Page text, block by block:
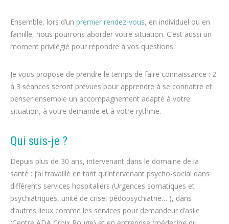
Ensemble, lors d’un premier rendez-vous, en individuel ou en
famille, nous pourrons aborder votre situation. C’est aussi un
moment privilégié pour répondre à vos questions.
Je vous propose de prendre le temps de faire connaissance : 2
à 3 séances seront prévues pour apprendre à se connaitre et
penser ensemble un accompagnement adapté à votre
situation, à votre demande et à votre rythme.
Qui suis-je ?
Depuis plus de 30 ans, intervenant dans le domaine de la
santé : j’ai travaillé en tant qu’intervenant psycho-social dans
différents services hospitaliers (Urgences somatiques et
psychiatriques, unité de crise, pédopsychiatrie… ), dans
d’autres lieux comme les services pour demandeur d’asile